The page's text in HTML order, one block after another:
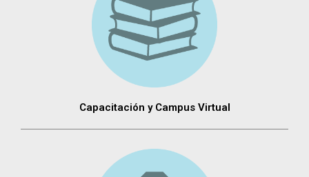
Capacitación y Campus Virtual